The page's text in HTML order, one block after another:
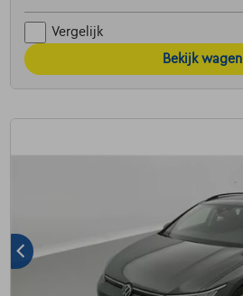
Vergelijk
Bekijk wagen